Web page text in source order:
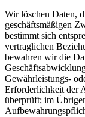
Wir löschen Daten,
geschäftsmäßigen
bestimmt sich
vertraglichen
bewahren wir die
Gewährleistungs-
Erforderlichkeit der
überprüft; im